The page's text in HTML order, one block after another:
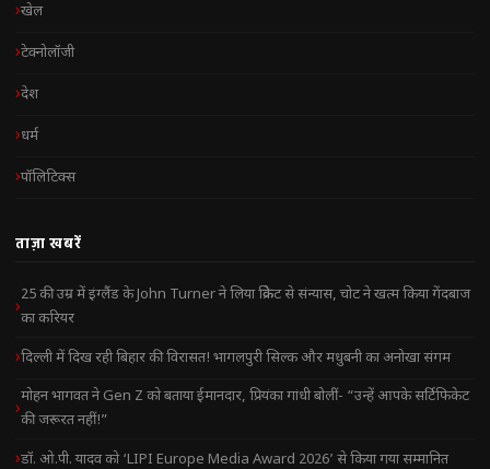
खेल
टेक्नोलॉजी
देश
धर्म
पॉलिटिक्स
ताज़ा खबरें
25 की उम्र में इंग्लैंड के John Turner ने लिया क्रिकेट से संन्यास, चोट ने खत्म किया गेंदबाज
का करियर
दिल्ली में दिख रही बिहार की विरासत! भागलपुरी सिल्क और मधुबनी का अनोखा संगम
मोहन भागवत ने Gen Z को बताया ईमानदार, प्रियंका गांधी बोलीं- “उन्हें आपके सर्टिफिकेट
की जरूरत नहीं!”
डॉ. ओ.पी. यादव को ‘LIPI Europe Media Award 2026’ से किया गया सम्मानित